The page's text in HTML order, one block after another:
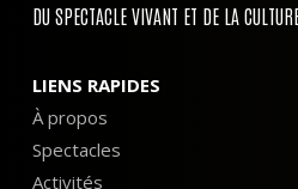
DU SPECTACLE VIVANT ET DE LA
LIENS RAPIDES
À propos
Spectacles
Activités